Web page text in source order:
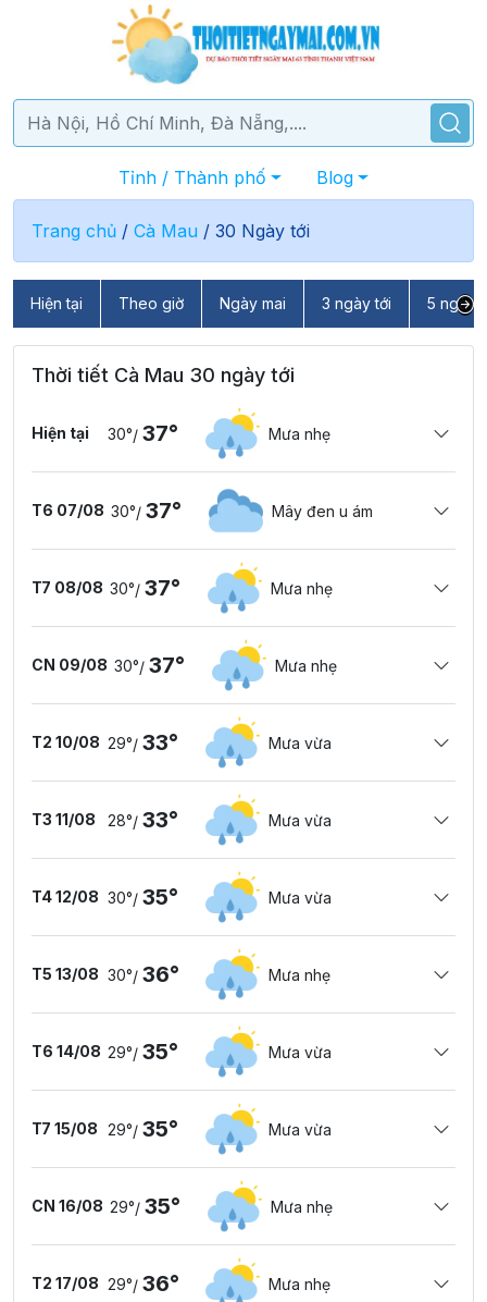
Tỉnh / Thành phố Blog
Trang chủ / Cà Mau / 30 Ngày tới
Hiện tại Theo giờ Ngày mai 3 ngày tới 5 ngày
Thời tiết Cà Mau 30 ngày tới
Hiện tại 30°/ 37° Mưa nhẹ
T6 07/08 30°/ 37° Mây đen u ám
T7 08/08 30°/ 37° Mưa nhẹ
CN 09/08 30°/ 37° Mưa nhẹ
T2 10/08 29°/ 33° Mưa vừa
T3 11/08 28°/ 33° Mưa vừa
T4 12/08 30°/ 35° Mưa vừa
T5 13/08 30°/ 36° Mưa nhẹ
T6 14/08 29°/ 35° Mưa vừa
T7 15/08 29°/ 35° Mưa vừa
CN 16/08 29°/ 35° Mưa nhẹ
T2 17/08 29°/ 36° Mưa nhẹ